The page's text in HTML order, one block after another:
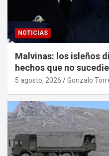
NOTICIAS
Malvinas: los isleños
hechos que no
5 agosto, 2026 Gonzalo